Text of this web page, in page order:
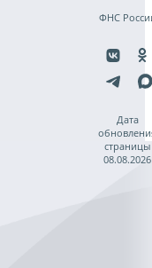
ФНС
Дата
страницы
08.08.2026